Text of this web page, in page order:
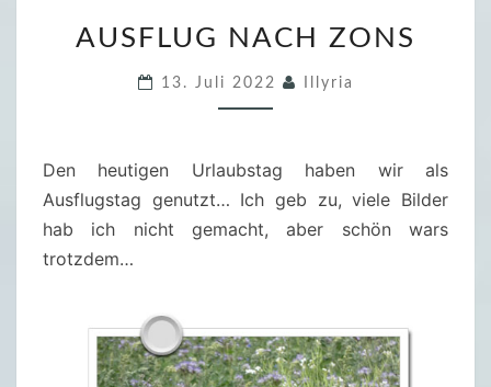
U
S
F
U
G
N
Z
O
AUSFLUG NACH ZONS
13. Juli 2022 Illyria
Den heutigen Urlaubstag haben wir als
Ausflugstag genutzt… Ich geb zu, viele Bilder
hab ich nicht gemacht, aber schön wars
trotzdem…